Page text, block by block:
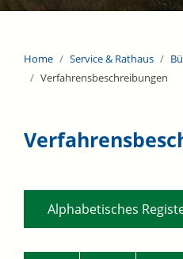
Home Service & Rathaus
Verfahrensbeschreibungen
Alphabetisches